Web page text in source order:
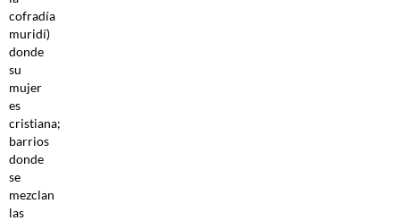
cofradía
muridí)
donde
su
mujer
es
cristiana;
barrios
donde
se
mezclan
las